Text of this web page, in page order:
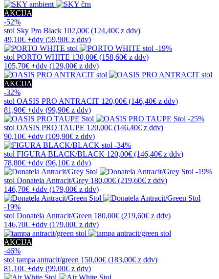
AKCIJA
-52%
stol Sky Pro Black 102,00€ (124,40€ z ddv)
49,10€ +ddv (59,90€ z ddv)
-19%
stol PORTO WHITE 130,00€ (158,60€ z ddv)
105,70€ +ddv (129,00€ z ddv)
AKCIJA
-32%
stol OASIS PRO ANTRACIT 120,00€ (146,40€ z ddv)
81,90€ +ddv (99,90€ z ddv)
-25%
stol OASIS PRO TAUPE 120,00€ (146,40€ z ddv)
90,10€ +ddv (109,90€ z ddv)
-34%
stol FIGURA BLACK/BLACK 120,00€ (146,40€ z ddv)
78,80€ +ddv (96,10€ z ddv)
-19%
stol Donatela Antracit/Grey 180,00€ (219,60€ z ddv)
146,70€ +ddv (179,00€ z ddv)
-19%
stol Donatela Antracit/Green 180,00€ (219,60€ z ddv)
146,70€ +ddv (179,00€ z ddv)
AKCIJA
-46%
stol tampa antracit/green 150,00€ (183,00€ z ddv)
81,10€ +ddv (99,00€ z ddv)